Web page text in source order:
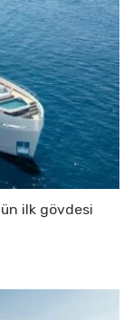
ilk gövdesi